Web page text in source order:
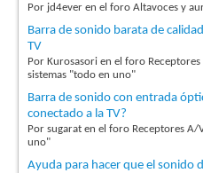
Por jd4ever en el foro Altavoces y
Barra de sonido barata de
TV
Por Kurosasori en el foro
sistemas "todo en uno"
Barra de sonido con entrada
conectado a la TV?
Por sugarat en el foro Receptores
uno"
Ayuda para hacer que el sonido